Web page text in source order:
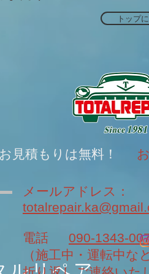
トップ
見積もりは無料！
メールアドレス：
電話 090-1343-
（施工中・運転中な